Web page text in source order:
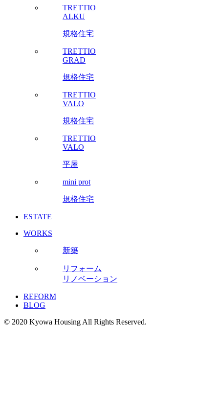
TRETTIO
ALKU
規格住宅
TRETTIO
GRAD
規格住宅
TRETTIO
VALO
規格住宅
TRETTIO
VALO
平屋
mini prot
規格住宅
ESTATE
WORKS
新築
リフォーム
リノベーション
REFORM
BLOG
© 2020 Kyowa Housing All Rights Reserved.